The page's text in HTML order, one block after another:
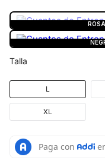
Talla
L
XL